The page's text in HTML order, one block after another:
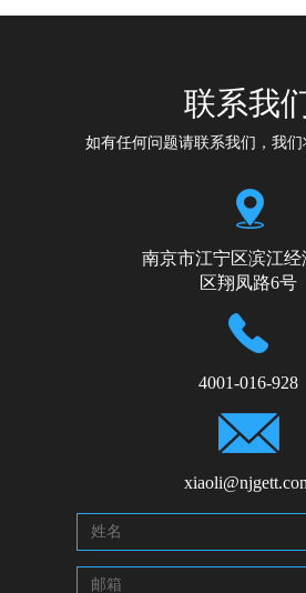
联系我
如有任何问题请联系我们，我
南京市江宁区滨江经
区翔凤路6号
4001-016-928